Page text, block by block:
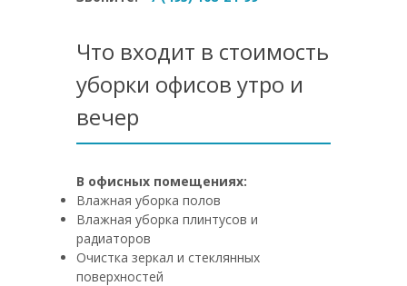
Что входит в стоимость
уборки офисов утро и
вечер
В офисных помещениях:
Влажная уборка полов
Влажная уборка плинтусов и
радиаторов
Очистка зеркал и стеклянных
поверхностей